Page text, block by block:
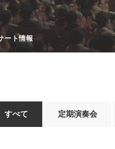
ート情報
すべて 定期演奏会